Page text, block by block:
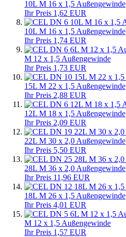
10L M 16 x 1,5 Außengewinde
Ihr Preis 1,62 EUR
10L M 16 x 1,5 Außengewinde
Ihr Preis 1,74 EUR
M 12 x 1,5 Außengewinde
Ihr Preis 1,73 EUR
15L M 22 x 1,5 Außengewinde
Ihr Preis 2,88 EUR
12L M 18 x 1,5 Außengewinde
Ihr Preis 2,09 EUR
22L M 30 x 2,0 Außengewinde
Ihr Preis 5,50 EUR
28L M 36 x 2,0 Außengewinde
Ihr Preis 11,96 EUR
18L M 26 x 1,5 Außengewinde
Ihr Preis 4,01 EUR
M 12 x 1,5 Außengewinde
Ihr Preis 1,57 EUR